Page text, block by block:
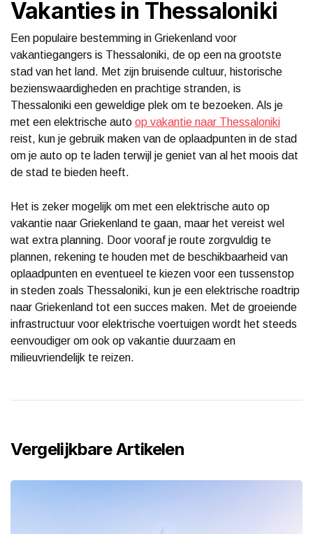
Vakanties in Thessaloniki
Een populaire bestemming in Griekenland voor
vakantiegangers is Thessaloniki, de op een na grootste
stad van het land. Met zijn bruisende cultuur, historische
bezienswaardigheden en prachtige stranden, is
Thessaloniki een geweldige plek om te bezoeken. Als je
met een elektrische auto op vakantie naar Thessaloniki
reist, kun je gebruik maken van de oplaadpunten in de stad
om je auto op te laden terwijl je geniet van al het moois dat
de stad te bieden heeft.
Het is zeker mogelijk om met een elektrische auto op
vakantie naar Griekenland te gaan, maar het vereist wel
wat extra planning. Door vooraf je route zorgvuldig te
plannen, rekening te houden met de beschikbaarheid van
oplaadpunten en eventueel te kiezen voor een tussenstop
in steden zoals Thessaloniki, kun je een elektrische roadtrip
naar Griekenland tot een succes maken. Met de groeiende
infrastructuur voor elektrische voertuigen wordt het steeds
eenvoudiger om ook op vakantie duurzaam en
milieuvriendelijk te reizen.
Vergelijkbare Artikelen